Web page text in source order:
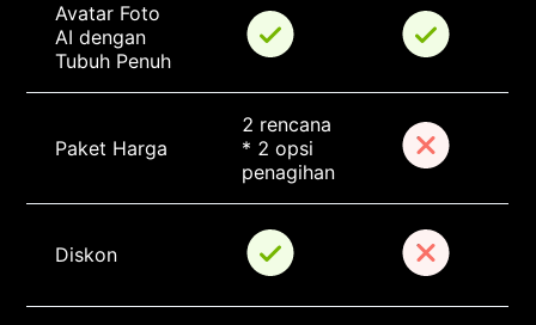
Avatar Foto
AI dengan
Tubuh Penuh
Paket Harga
2 rencana
* 2 opsi
penagihan
Diskon